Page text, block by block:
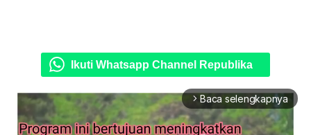
Ikuti Whatsapp Channel Republika
arrow_forward_ios Baca selengkapnya